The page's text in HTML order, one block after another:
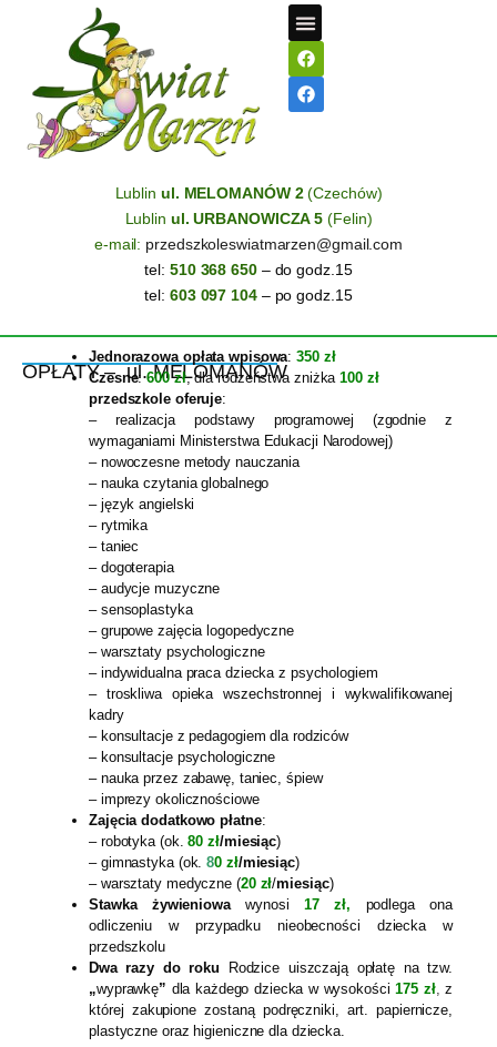
Lublin ul. MELOMANÓW 2(Czechów)
Lublin ul. URBANOWICZA 5 (Felin)
e-mail: przedszkoleswiatmarzen@gmail.com
tel: 510 368 650– do godz.15
tel: 603 097 104– po godz.15
OPŁATY – ul. MELOMANÓW
Jednorazowa opłata wpisowa:350 zł
Czesne:600 zł, dla rodzeństwa zniżka100 zł
przedszkole oferuje:
– realizacja podstawy programowej (zgodnie z
wymaganiami Ministerstwa Edukacji Narodowej)
– nowoczesne metody nauczania
– nauka czytania globalnego
– język angielski
– rytmika
– taniec
– dogoterapia
– audycje muzyczne
– sensoplastyka
– grupowe zajęcia logopedyczne
– warsztaty psychologiczne
– indywidualna praca dziecka z psychologiem
– troskliwa opieka wszechstronnej i wykwalifikowanej
kadry
– konsultacje z pedagogiem dla rodziców
– konsultacje psychologiczne
– nauka przez zabawę, taniec, śpiew
– imprezy okolicznościowe
Zajęcia dodatkowo płatne:
– robotyka (ok. 80 zł/miesiąc)
– gimnastyka (ok.80 zł/miesiąc)
– warsztaty medyczne (20 zł/miesiąc)
Stawka żywieniowawynosi17 zł,
podlega ona
odliczeniu w przypadku nieobecności dziecka w
przedszkolu
Dwa razy do roku Rodzice uiszczają opłatę na tzw.
„wyprawkę” dla każdego dziecka w wysokości175 zł, z
której zakupione zostaną podręczniki, art. papiernicze,
plastyczne oraz higieniczne dla dziecka.